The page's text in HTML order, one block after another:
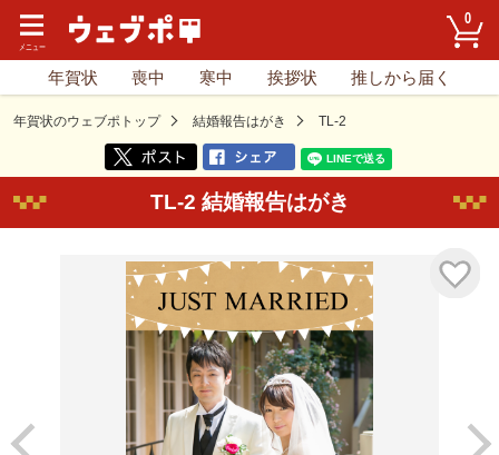
0
年賀状 喪中 寒中 挨拶状 推しから届く
年賀状のウェブポトップ 結婚報告はがき TL-2
TL-2 結婚報告はがき